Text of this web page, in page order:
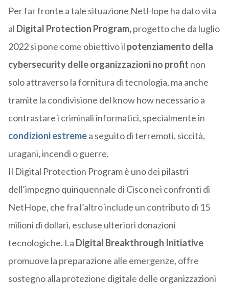
Per far fronte a tale situazione NetHope ha dato vita
al Digital Protection Program,progetto che da luglio
2022 si pone come obiettivo il potenziamento della
cybersecurity delle organizzazioni no profit non
solo attraverso la fornitura di tecnologia, ma anche
tramite la condivisione del know how necessario a
contrastare i criminali informatici, specialmente in
condizioni estremea seguito di terremoti, siccità,
uragani, incendi o guerre.
Il Digital Protection Program è uno dei pilastri
dell’impegno quinquennale di Cisco nei confronti di
NetHope, che fra l’altro include un contributo di 15
milioni di dollari, escluse ulteriori donazioni
tecnologiche. La Digital Breakthrough Initiative
promuove la preparazione alle emergenze, offre
sostegno alla protezione digitale delle organizzazioni